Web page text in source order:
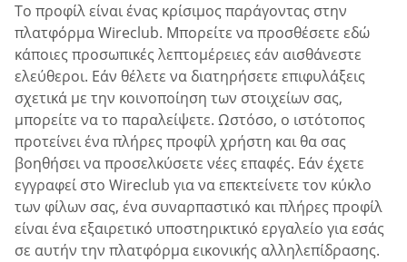
Το προφίλ είναι ένας κρίσιμος παράγοντας στην
πλατφόρμα Wireclub. Μπορείτε να προσθέσετε εδώ
κάποιες προσωπικές λεπτομέρειες εάν αισθάνεστε
ελεύθεροι. Εάν θέλετε να διατηρήσετε επιφυλάξεις
σχετικά με την κοινοποίηση των στοιχείων σας,
μπορείτε να το παραλείψετε. Ωστόσο, ο ιστότοπος
προτείνει ένα πλήρες προφίλ χρήστη και θα σας
βοηθήσει να προσελκύσετε νέες επαφές. Εάν έχετε
εγγραφεί στο Wireclub για να επεκτείνετε τον κύκλο
των φίλων σας, ένα συναρπαστικό και πλήρες προφίλ
είναι ένα εξαιρετικό υποστηρικτικό εργαλείο για εσάς
σε αυτήν την πλατφόρμα εικονικής αλληλεπίδρασης.